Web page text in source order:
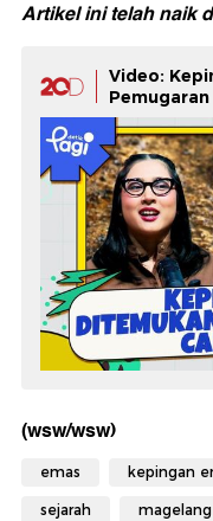
Artikel ini telah naik
Video:
(wsw/wsw)
emas kepingan
sejarah magelang